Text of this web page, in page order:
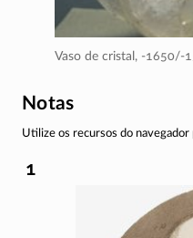
Vaso de cristal, -1650/-
Notas
Utilize os recursos do navegador